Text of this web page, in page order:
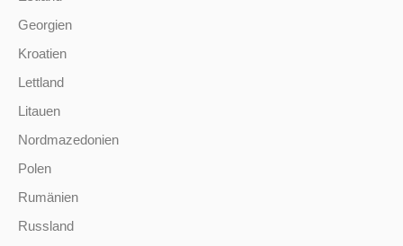
Georgien
Kroatien
Lettland
Litauen
Nordmazedonien
Polen
Rumänien
Russland